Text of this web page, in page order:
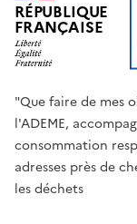
RÉPUBLIQUE
FRANÇAISE
"Que faire de mes
l'ADEME,
consommation
adresses près de
les déchets